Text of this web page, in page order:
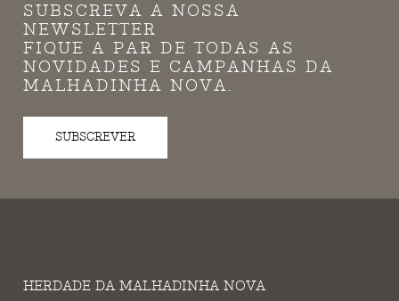
SUBSCREVA A NOSSA
NEWSLETTER
FIQUE A PAR DE TODAS AS
NOVIDADES E CAMPANHAS DA
MALHADINHA NOVA.
SUBSCREVER
HERDADE DA MALHADINHA NOVA